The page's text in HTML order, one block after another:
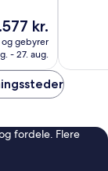
kr.
kr.
gebyrer
- 27. aug.
fordele. Flere